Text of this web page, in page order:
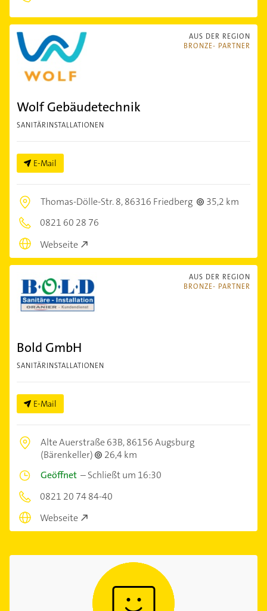
AUS DER REGION
BRONZE- PARTNER
Wolf Gebäudetechnik
SANITÄRINSTALLATIONEN
E-Mail
Thomas-Dölle-Str. 8,86316 Friedberg
35,2 km
0821 60 28 76
Webseite
AUS DER REGION
BRONZE- PARTNER
Bold GmbH
SANITÄRINSTALLATIONEN
E-Mail
Alte Auerstraße 63B,86156 Augsburg
(Bärenkeller)
26,4 km
Geöffnet –Schließt um 16:30
0821 20 74 84-40
Webseite